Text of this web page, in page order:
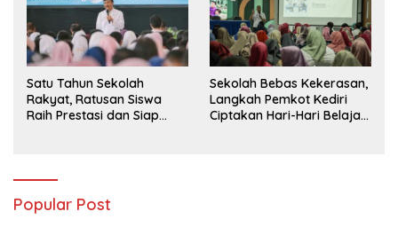
Satu Tahun Sekolah
Rakyat, Ratusan Siswa
Raih Prestasi dan Siap
Sekolah Bebas Kekerasan,
Langkah Pemkot Kediri
Ciptakan Hari-Hari Belajar
Popular Post